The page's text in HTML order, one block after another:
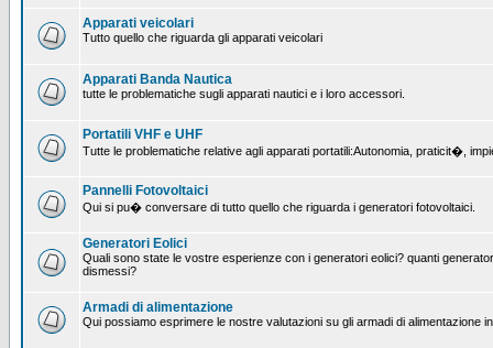
Apparati veicolari
Tutto quello che riguarda gli apparati veicolari
Apparati Banda Nautica
tutte le problematiche sugli apparati nautici e i loro accessori.
Portatili VHF e UHF
Tutte le problematiche relative agli apparati portatili:Autonomia, praticit�,
Pannelli Fotovoltaici
Qui si pu� conversare di tutto quello che riguarda i generatori fotovoltaici.
Generatori Eolici
Quali sono state le vostre esperienze con i generatori eolici? quanti
dismessi?
Armadi di alimentazione
Qui possiamo esprimere le nostre valutazioni su gli armadi di alimentazione